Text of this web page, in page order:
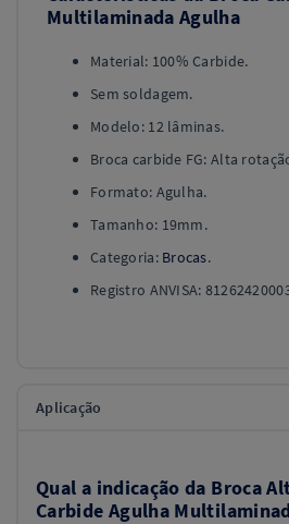
Multilaminada Agulha
Material: 100% Carbide.
Sem soldagem.
Modelo: 12 lâminas.
Broca carbide FG: Alta
Formato: Agulha.
Tamanho: 19mm.
Categoria: Brocas.
Registro ANVISA:
Aplicação
Qual a indicação da Broca
Carbide Agulha